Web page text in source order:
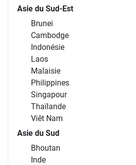
Asie du Sud-Est
Brunei
Cambodge
Indonésie
Laos
Malaisie
Philippines
Singapour
Thaïlande
Viêt Nam
Asie du Sud
Bhoutan
Inde